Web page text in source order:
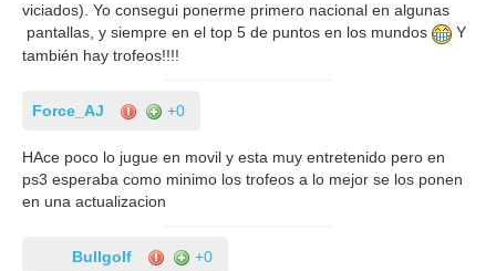
viciados). Yo consegui ponerme primero nacional en algunas
pantallas, y siempre en el top 5 de puntos en los mundos
Y
también hay trofeos!!!!
Force_AJ +0
HAce poco lo jugue en movil y esta muy entretenido pero en
ps3 esperaba como minimo los trofeos a lo mejor se los ponen
en una actualizacion
Bullgolf +0